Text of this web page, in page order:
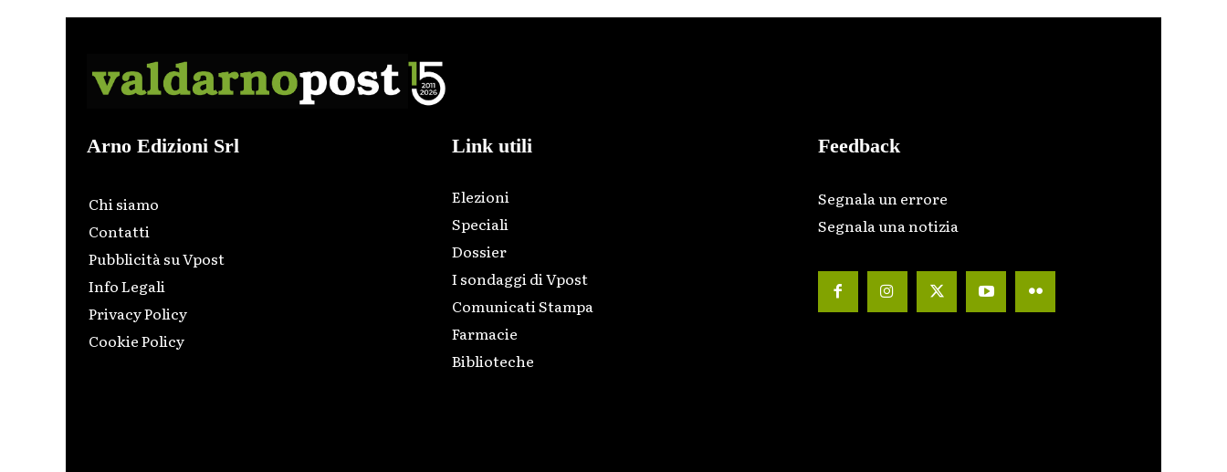
Arno Edizioni Srl
Chi siamo
Contatti
Pubblicità su Vpost
Info Legali
Privacy Policy
Cookie Policy
Link utili
Elezioni
Speciali
Dossier
I sondaggi di Vpost
Comunicati Stampa
Farmacie
Biblioteche
Feedback
Segnala un errore
Segnala una notizia